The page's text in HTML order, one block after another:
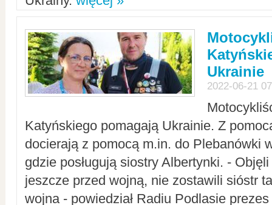
Ukrainie
2022-06-21
Katyńskiego pomagają Ukrainie. Z
docierają z pomocą m.in. do Plebanówki
gdzie posługują siostry Albertynki. -
jeszcze przed wojną, nie zostawili sióstr
wojna - powiedział Radiu Podlasie